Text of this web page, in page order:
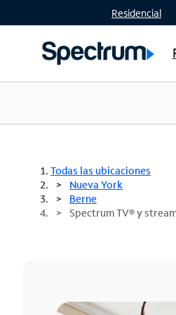
Residencial
Todas las ubicaciones
Nueva York
Berne
Spectrum TV® y